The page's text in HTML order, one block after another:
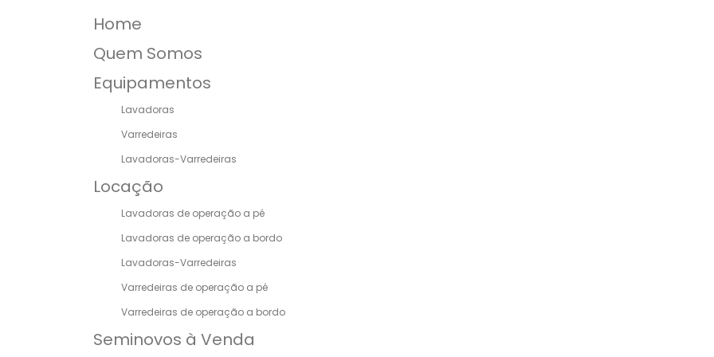
Home
Quem Somos
Equipamentos
Lavadoras
Varredeiras
Lavadoras-Varredeiras
Locação
Lavadoras de operação a pé
Lavadoras de operação a bordo
Lavadoras-Varredeiras
Varredeiras de operação a pé
Varredeiras de operação a bordo
Seminovos à Venda